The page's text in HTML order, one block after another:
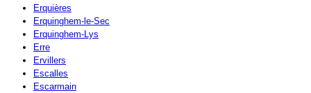
Erquières
Erquinghem-le-Sec
Erquinghem-Lys
Erre
Ervillers
Escalles
Escarmain